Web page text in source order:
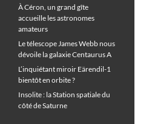
À Céron, un grand gîte
accueille les astronomes
amateurs
Le télescope James Webb nous
dévoile la galaxie Centaurus A
L’inquiétant miroir Eärendil-1
bientôt en orbite ?
Insolite : la Station spatiale du
côté de Saturne